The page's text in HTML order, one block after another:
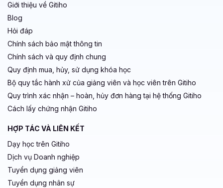
Giới thiệu về Gitiho
Blog
Hỏi đáp
Chính sách bảo mật thông tin
Chính sách và quy định chung
Quy định mua, hủy, sử dụng khóa học
Bộ quy tắc hành xử của giảng viên và học viên trên Gitiho
Quy trình xác nhận – hoàn, hủy đơn hàng tại hệ thống Gitiho
Cách lấy chứng nhận Gitiho
HỢP TÁC VÀ LIÊN KẾT
Dạy học trên Gitiho
Dịch vụ Doanh nghiệp
Tuyển dụng giảng viên
Tuyển dụng nhân sự